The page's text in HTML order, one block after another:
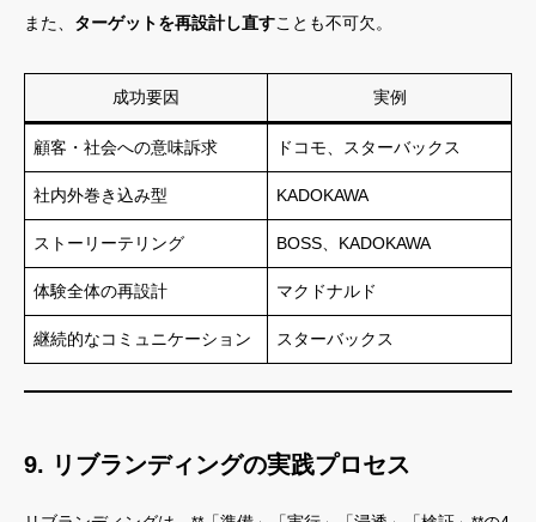
また、 ターゲットを再設計し直すことも不可欠。
成功要因 実例
顧客・社会への意味訴求 ドコモ、スターバックス
社内外巻き込み型 KADOKAWA
ストーリーテリング BOSS、KADOKAWA
体験全体の再設計 マクドナルド
継続的なコミュニケーション スターバックス
9. リブランディングの実践プロセス